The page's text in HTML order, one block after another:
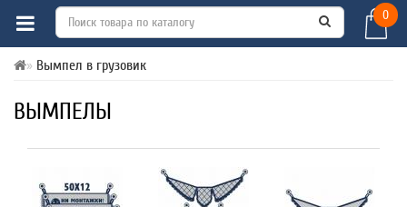
0
Вымпел в грузовик
ВЫМПЕЛЫ